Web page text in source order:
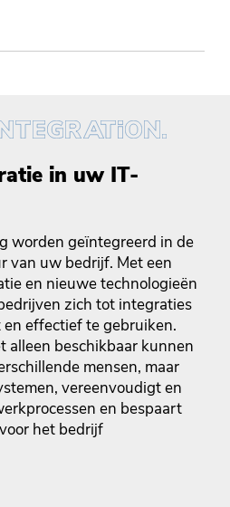
in uw IT-
worden geïntegreerd in de
van uw bedrijf. Met een
en nieuwe technologieën
zich tot integraties
effectief te gebruiken.
alleen beschikbaar kunnen
mensen, maar
vereenvoudigt en
en bespaart
het bedrijf